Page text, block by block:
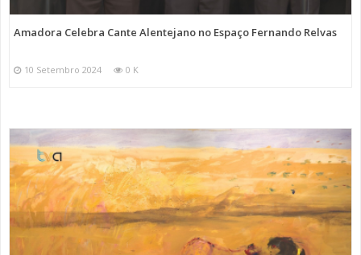
Amadora Celebra Cante Alentejano no Espaço Fernando Relvas
10 Setembro 2024 0 K